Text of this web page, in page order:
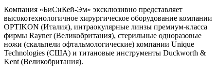
Компания «БиСиКей-Эм» эксклюзивно представляет
высокотехнологичное хирургическое оборудование компании
OPTIKON (Италия), интраокулярные линзы премиум-класса
фирмы Rayner (Великобритания), стерильные одноразовые
ножи (скальпели офтальмологичеcкие) компании Unique
Technologies (США) и титановые инструменты Duckworth &
Kent (Великобритания).